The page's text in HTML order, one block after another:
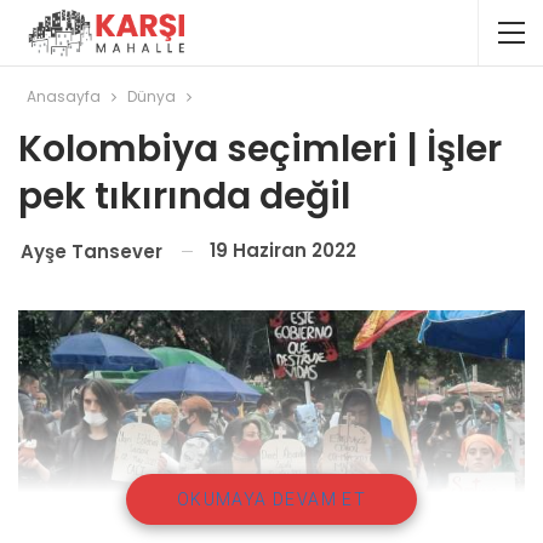
Anasayfa Dünya
Kolombiya seçimleri | İşler
pek tıkırında değil
Ayşe Tansever 19 Haziran 2022
OKUMAYA DEVAM ET